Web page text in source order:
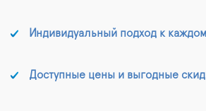
Индивидуальный подход к
Доступные цены и выгодные